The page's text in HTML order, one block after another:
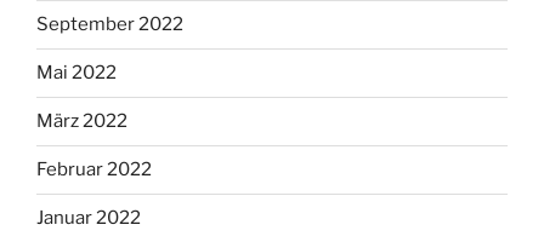
September 2022
Mai 2022
März 2022
Februar 2022
Januar 2022